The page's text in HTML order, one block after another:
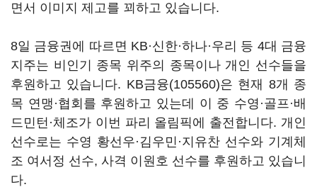
면서 이미지 제고를 꾀하고 있습니다.
8일 금융권에 따르면 KB·신한·하나·우리 등 4대 금융
지주는 비인기 종목 위주의 종목이나 개인 선수들을
후원하고 있습니다. KB금융(105560)은 현재 8개 종
목 연맹·협회를 후원하고 있는데 이 중 수영·골프·배
드민턴·체조가 이번 파리 올림픽에 출전합니다. 개인
선수로는 수영 황선우·김우민·지유찬 선수와 기계체
조 여서정 선수, 사격 이원호 선수를 후원하고 있습니
다.